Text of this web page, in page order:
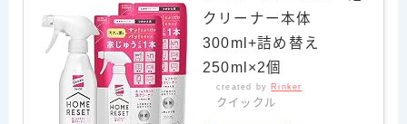
クリーナー本体
300ml+詰め替え
250ml×2個
created by Rinker
クイックル